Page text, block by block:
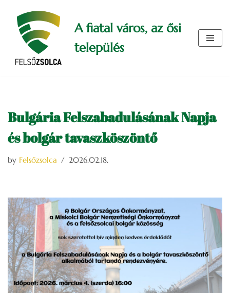
Skip
content
A fiatal város, az ősi
település
Bulgária Felszabadulásának Napja
és bolgár tavaszköszöntő
by Felsőzsolca 2026.02.18.